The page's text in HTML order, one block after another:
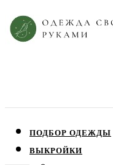
ПОДБОР ОДЕЖДЫ
ВЫКРОЙКИ